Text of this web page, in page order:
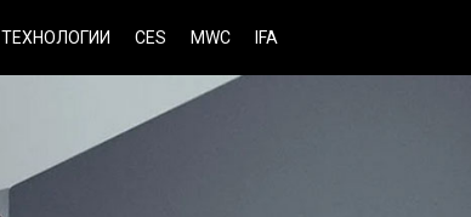
ТЕХНОЛОГИИ CES MWC IFA